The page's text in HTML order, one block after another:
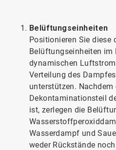
Belüftungseinheiten
Positionieren Sie diese
Belüftungseinheiten im
dynamischen
Verteilung des
unterstützen.
Dekontaminationsteil
ist, zerlegen die
Wasserdampf und
weder Rückstände